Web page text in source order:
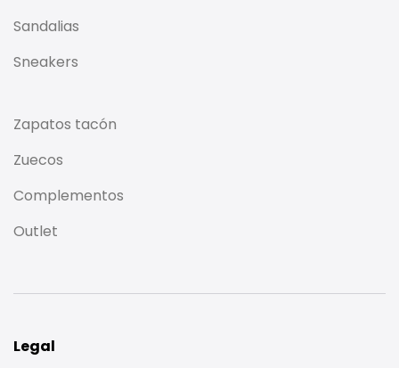
Sandalias
Sneakers
Zapatos tacón
Zuecos
Complementos
Outlet
Legal